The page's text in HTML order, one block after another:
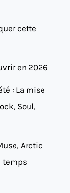
cette
en 2026
: La mise
Soul,
Arctic
temps